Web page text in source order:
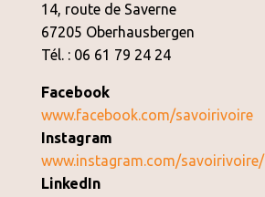
14, route de Saverne
67205 Oberhausbergen
Tél. : 06 61 79 24 24
Facebook
www.facebook.com/savoirivoire
Instagram
www.instagram.com/savoirivoire/
LinkedIn